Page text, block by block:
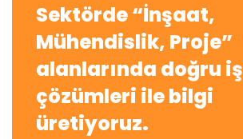
Sektörde “İnşaat,
Mühendislik, Proje”
alanlarında doğru iş
çözümleri ile bilgi
üretiyoruz.